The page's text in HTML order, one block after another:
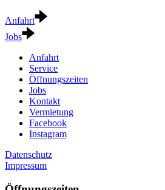
Anfahrt
Jobs
Anfahrt
Service
Öffnungszeiten
Jobs
Kontakt
Vermietung
Facebook
Instagram
Datenschutz
Impressum